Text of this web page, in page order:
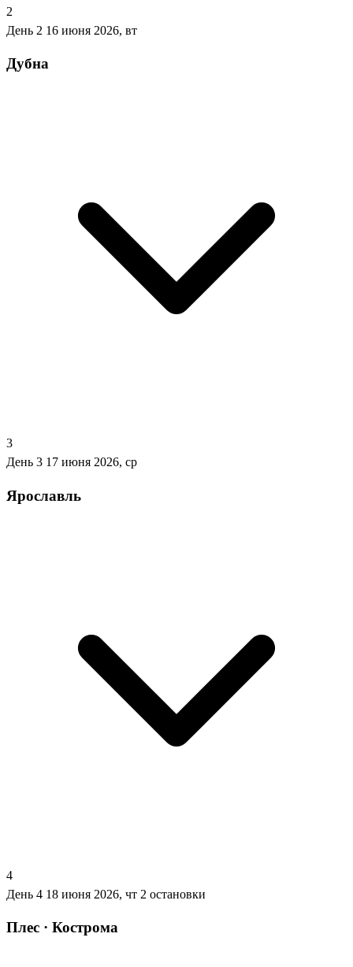
2
День 2 16 июня 2026, вт
Дубна
3
День 3 17 июня 2026, ср
Ярославль
4
День 4 18 июня 2026, чт 2 остановки
Плес · Кострома